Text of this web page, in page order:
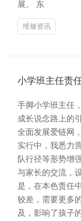
展。 东
维修资讯
小学班主任责
手脚小学班主任
成长说念路上的
全面发展爱链网
实行中，我悉力
队行径等形势增
与家长的交流，
是，在本色责任
较差，需要更多
及，影响了孩子